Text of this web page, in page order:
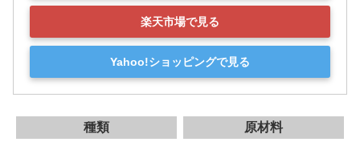
楽天市場で見る
Yahoo!ショッピングで見る
種類 原材料